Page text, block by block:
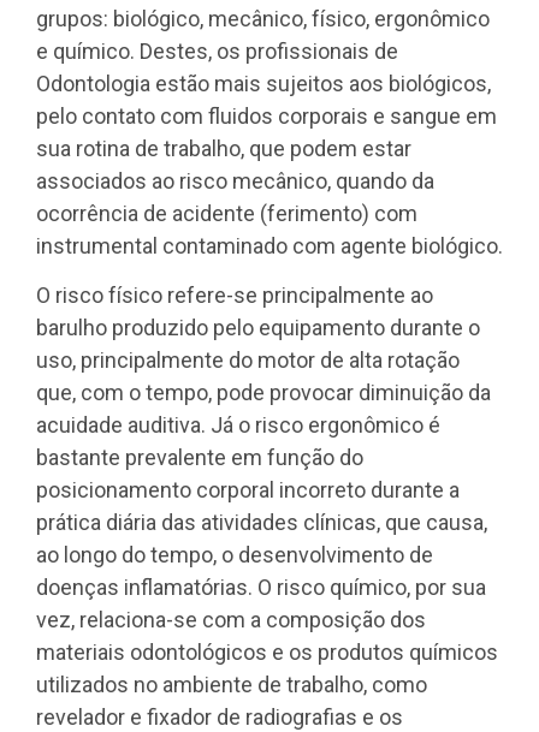
grupos: biológico, mecânico, físico, ergonômico
e químico. Destes, os profissionais de
Odontologia estão mais sujeitos aos biológicos,
pelo contato com fluidos corporais e sangue em
sua rotina de trabalho, que podem estar
associados ao risco mecânico, quando da
ocorrência de acidente (ferimento) com
instrumental contaminado com agente biológico.
O risco físico refere-se principalmente ao
barulho produzido pelo equipamento durante o
uso, principalmente do motor de alta rotação
que, com o tempo, pode provocar diminuição da
acuidade auditiva. Já o risco ergonômico é
bastante prevalente em função do
posicionamento corporal incorreto durante a
prática diária das atividades clínicas, que causa,
ao longo do tempo, o desenvolvimento de
doenças inflamatórias. O risco químico, por sua
vez, relaciona-se com a composição dos
materiais odontológicos e os produtos químicos
utilizados no ambiente de trabalho, como
revelador e fixador de radiografias e os